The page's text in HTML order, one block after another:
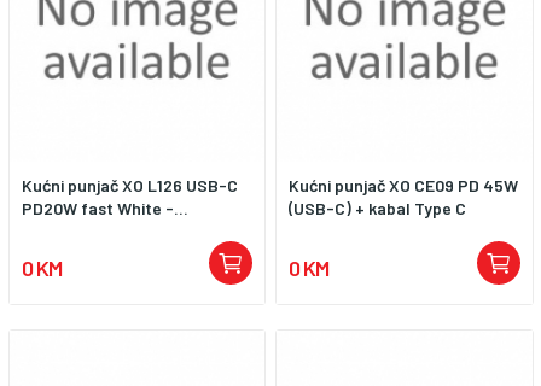
Kućni punjač XO L126 USB-C
PD20W fast White -...
0 KM
Kućni punjač XO CE09 PD 45W
(USB-C) + kabal Type C
0 KM